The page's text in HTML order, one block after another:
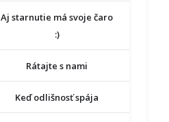
Aj starnutie má svoje čaro
:)
Rátajte s nami
Keď odlišnosť spája